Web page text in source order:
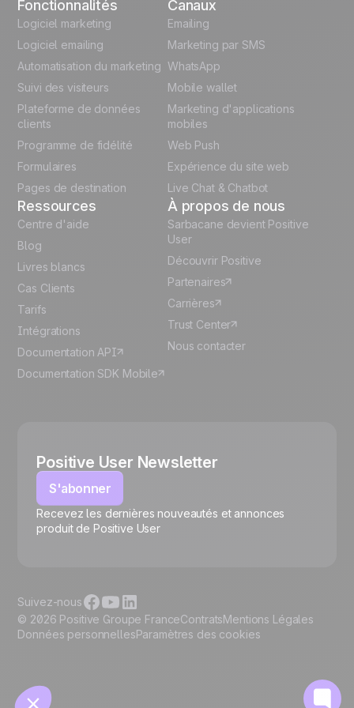
🍪
Gérer les cookies
Automation
templates
Unlock the full use-case
English
German
Italian
Fonctionnalités
Logiciel marketing
Logiciel emailing
Automatisation du marketing
Suivi des visiteurs
Plateforme de données
clients
Programme de fidélité
Formulaires
Pages de destination
Canaux
Emailing
Marketing par SMS
WhatsApp
Mobile wallet
Marketing d'applications
mobiles
Web Push
Expérience du site web
Live Chat & Chatbot
Ressources
Centre d'aide
Blog
Livres blancs
Cas Clients
Tarifs
Intégrations
Documentation API
Documentation SDK Mobile
À propos de nous
Sarbacane devient Positive
User
Découvrir Positive
Partenaires
Carrières
Trust Center
Nous contacter
Positive User Newsletter
S'abonner
Recevez les dernières nouveautés et annonces
produit de Positive User
© 2026 Positive Groupe FranceContratsMentions Légales
Données personnellesParamètres des cookies
Suivez-nous